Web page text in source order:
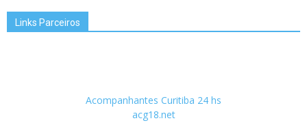
Links Parceiros
Acompanhantes Curitiba 24 hs
acg18.net